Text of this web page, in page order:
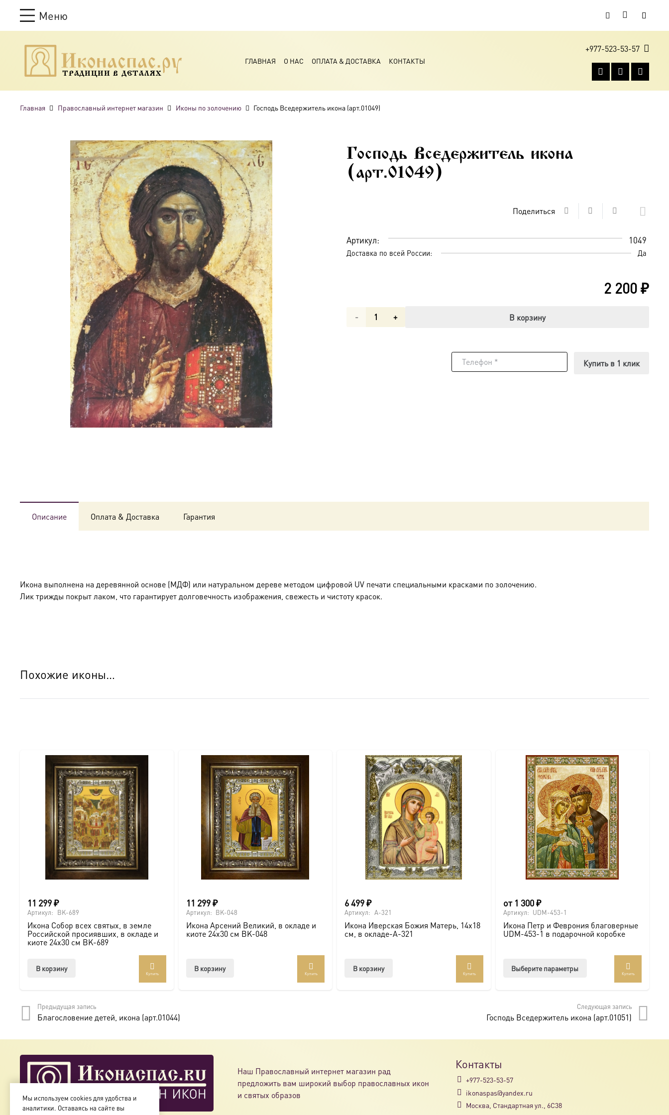
Меню
ТРАДИЦИИ В ДЕТАЛЯХ
ГЛАВНАЯ О НАС ОПЛАТА & ДОСТАВКА КОНТАКТЫ
+977-523-53-57
Главная Православный интернет магазин Иконы по золочению Господь Вседержитель икона (арт.01049)
Господь Вседержитель икона
(арт.01049)
Поделиться
Артикул: 1049
Доставка по всей России: Да
2 200₽
Количество
В корзину
Купить в 1 клик
Описание Оплата & Доставка Гарантия
Икона выполнена на деревянной основе (МДФ) или натуральном дереве методом цифровой UV печати специальными красками по золочению.
Лик трижды покрыт лаком, что гарантирует долговечность изображения, свежесть и чистоту красок.
Похожие иконы…
11 299₽
Артикул: BK-689
Икона Собор всех святых, в земле
Российской просиявших, в окладе и
киоте 24х30 см BK-689
В корзину
Купить
11 299₽
Артикул: BK-048
Икона Арсений Великий, в окладе и
киоте 24х30 см BK-048
В корзину
Купить
6 499₽
Артикул: A-321
Икона Иверская Божия Матерь, 14х18
см, в окладе-A-321
В корзину
Купить
от 1 300₽
Артикул: UDM-453-1
Икона Петр и Феврония благоверные
UDM-453-1 в подарочной коробке
Выберите параметры
вариаций.
Опции
Купить
Предыдущая запись
Благословение детей, икона (арт.01044)
Следующая запись
Господь Вседержитель икона (арт.01051)
Наш Православный интернет магазин рад
предложить вам широкий выбор православных икон
и святых образов
Контакты
+977-523-53-57
ikonaspas@yandex.ru
Москва, Стандартная ул., 6С38
Мы используем cookies для удобства и
аналитики. Оставаясь на сайте вы